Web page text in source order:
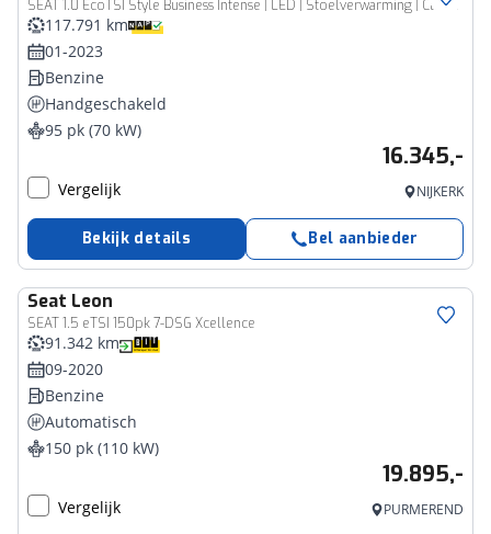
SEAT 1.0 EcoTSI Style Business Intense | LED | Stoelverwarming | Climate | CarPlay
117.791 km
01-2023
Benzine
Handgeschakeld
95 pk (70 kW)
16.345,-
Vergelijk NIJKERK
Bekijk details Bel aanbieder
Seat Leon
SEAT 1.5 eTSI 150pk 7-DSG Xcellence
91.342 km
09-2020
Benzine
Automatisch
150 pk (110 kW)
19.895,-
Vergelijk PURMEREND